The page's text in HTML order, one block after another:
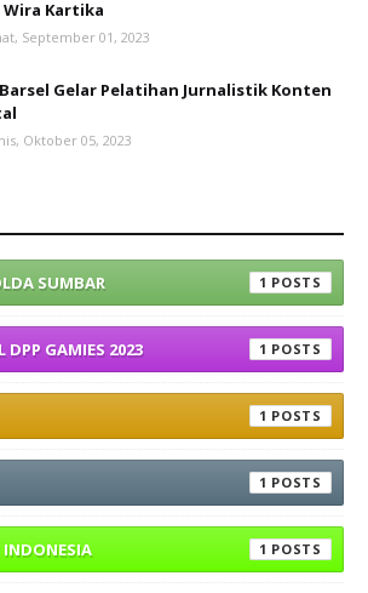
Wira Kartika
September 01, 2023
Gelar Pelatihan Jurnalistik Konten
Oktober 05, 2023
SUMBAR 1
DPP GAMIES 2023 1
1
1
1